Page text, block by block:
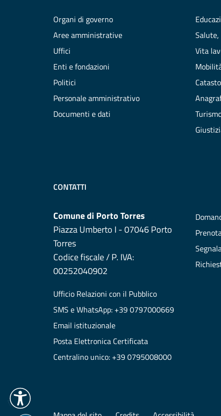
Organi di governo
Aree amministrative
Uffici
Enti e fondazioni
Politici
Personale amministrativo
Documenti e dati
Salute,
Vita
CONTATTI
Comune di Porto Torres
Piazza Umberto I - 07046 Porto
Torres
Codice fiscale / P. IVA:
00252040902
Ufficio Relazioni con il Pubblico
SMS e WhatsApp: +39 0797000669
Email istituzionale
Posta Elettronica Certificata
Centralino unico: +39 0795008000